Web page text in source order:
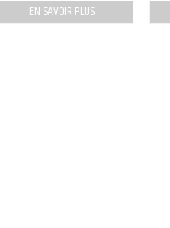
EN SAVOIR PLUS